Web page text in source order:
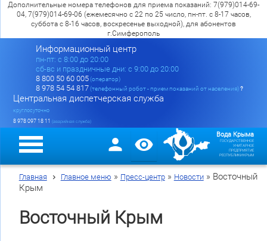
Дополнительные номера телефонов для приема показаний: 7(979)014-69-
04, 7(979)014-69-06 (ежемесячно с 22 по 25 число, пн-пт. с 8-17 часов,
суббота с 8-16 часов, воскресенье выходной), для абонентов
г.Симферополь
Информационный центр
пн-пт: c 8:00 до 20:00
сб-вс и праздничные дни: с 9:00 до 20:00
8 800 50 60 005(оператор)
8 978 54 54 817(телефонный робот - прием показаний от населения)?
Центральная диспетчерская служба
круглосуточно
8 978 097 18 11 (аварийная служба)
Вода Крыма
ГОСУДАРСТВЕННОЕ
УНИТАРНОЕ
ПРЕДПРИЯТИЕ
РЕСПУБЛИКИ КРЫМ
Главная Главное меню » Пресс-центр» Новости» Восточный
Крым
Восточный Крым